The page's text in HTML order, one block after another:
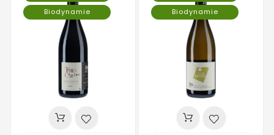
Biodynamie
Biodynamie